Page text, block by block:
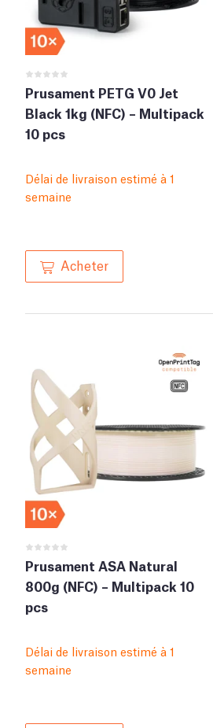
Prusament PETG V0 Jet
Black 1kg (NFC) – Multipack
10 pcs
Délai de livraison estimé à 1
semaine
Acheter
Prusament ASA Natural
800g (NFC) – Multipack 10
pcs
Délai de livraison estimé à 1
semaine